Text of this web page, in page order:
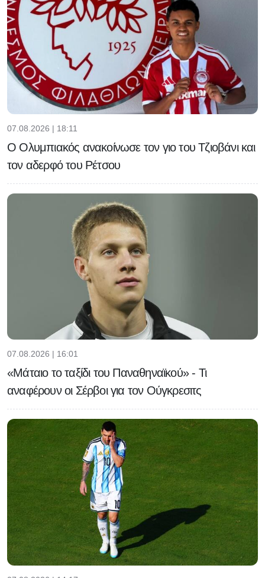
07.08.2026 | 18:11
Ο Ολυμπιακός ανακοίνωσε τον γιο του Τζιοβάνι και
τον αδερφό του Ρέτσου
07.08.2026 | 16:01
«Μάταιο το ταξίδι του Παναθηναϊκού» - Τι
αναφέρουν οι Σέρβοι για τον Ούγκρεσιτς